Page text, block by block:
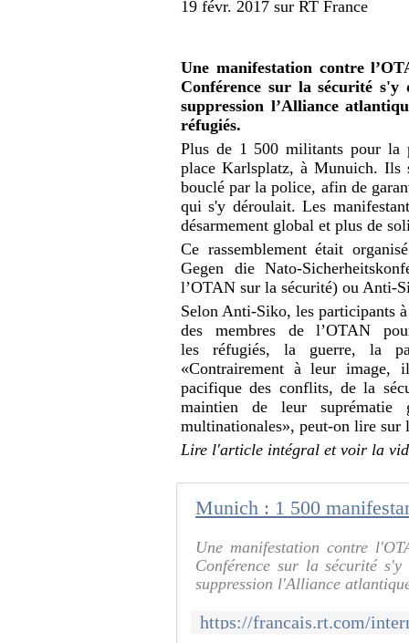
19 févr. 2017 sur RT France
Une manifestation contre
Conférence sur la sécurité s'y
suppression l’Alliance
réfugiés.
Plus de 1 500 militants pour la
place Karlsplatz, à Munuich. Ils
bouclé par la police, afin de
qui s'y déroulait. Les
désarmement global et plus de
Ce rassemblement était
Gegen die Nato-
l’OTAN sur la sécurité) ou Anti-
Selon Anti-Siko, les participants
des membres de l’OTAN
les réfugiés, la guerre, la
«Contrairement à leur image,
pacifique des conflits, de la
maintien de leur suprématie
multinationales», peut-on lire sur
Lire l'article intégral et voir la
Une manifestation contre
Conférence sur la sécurité
suppression l'Alliance